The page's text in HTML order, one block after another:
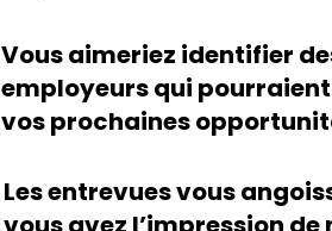
Vous aimeriez identifier
employeurs qui
vos prochaines
Les entrevues vous